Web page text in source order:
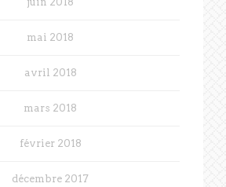
mai 2018
avril 2018
mars 2018
février 2018
décembre 2017